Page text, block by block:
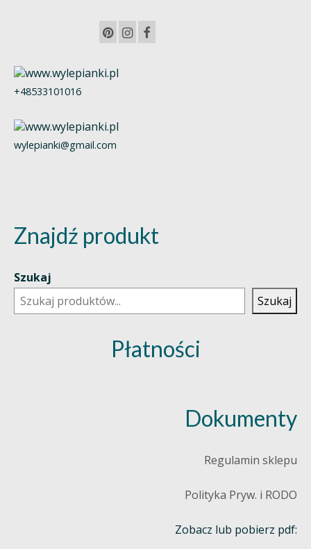
+48533101016
wylepianki@gmail.com
Znajdź produkt
Szukaj
Szukaj
Płatności
Dokumenty
Regulamin sklepu
Polityka Pryw. i RODO
Zobacz lub pobierz pdf: